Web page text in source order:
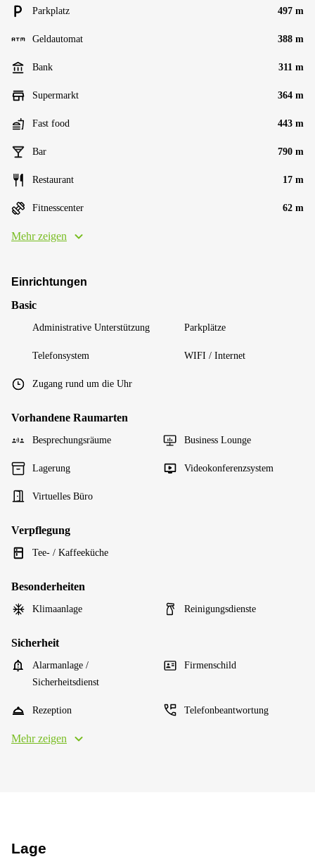
Parkplatz 497 m
Geldautomat 388 m
Bank 311 m
Supermarkt 364 m
Fast food 443 m
Bar 790 m
Restaurant 17 m
Fitnesscenter 62 m
Mehr zeigen
Einrichtungen
Basic
Administrative Unterstützung Parkplätze
Telefonsystem WIFI / Internet
Zugang rund um die Uhr
Vorhandene Raumarten
Besprechungsräume Business Lounge
Lagerung Videokonferenzsystem
Virtuelles Büro
Verpflegung
Tee- / Kaffeeküche
Besonderheiten
Klimaanlage Reinigungsdienste
Sicherheit
Alarmanlage /
Sicherheitsdienst
Firmenschild
Rezeption Telefonbeantwortung
Mehr zeigen
Lage